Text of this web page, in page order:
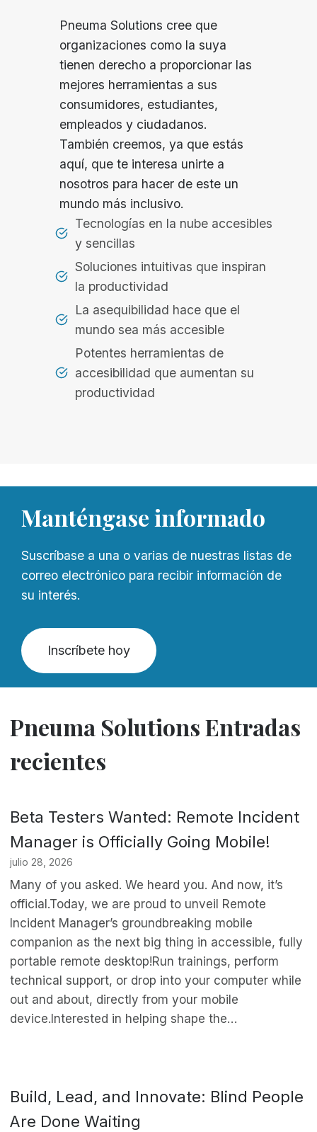
Pneuma Solutions cree que
organizaciones como la suya
tienen derecho a proporcionar las
mejores herramientas a sus
consumidores, estudiantes,
empleados y ciudadanos.
También creemos, ya que estás
aquí, que te interesa unirte a
nosotros para hacer de este un
mundo más inclusivo.
Tecnologías en la nube accesibles
y sencillas
Soluciones intuitivas que inspiran
la productividad
La asequibilidad hace que el
mundo sea más accesible
Potentes herramientas de
accesibilidad que aumentan su
productividad
Manténgase informado
Suscríbase a una o varias de nuestras listas de
correo electrónico para recibir información de
su interés.
Inscríbete hoy
Pneuma Solutions Entradas
recientes
Beta Testers Wanted: Remote Incident
Manager is Officially Going Mobile!
julio 28, 2026
Many of you asked. We heard you. And now, it’s
official.Today, we are proud to unveil Remote
Incident Manager’s groundbreaking mobile
companion as the next big thing in accessible, fully
portable remote desktop!Run trainings, perform
technical support, or drop into your computer while
out and about, directly from your mobile
device.Interested in helping shape the…
Build, Lead, and Innovate: Blind People
Are Done Waiting